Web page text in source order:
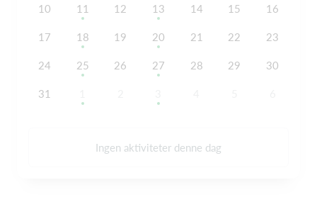
10 11 12 13 14 15 16
17 18 19 20 21 22 23
24 25 26 27 28 29 30
31
Ingen aktiviteter denne dag